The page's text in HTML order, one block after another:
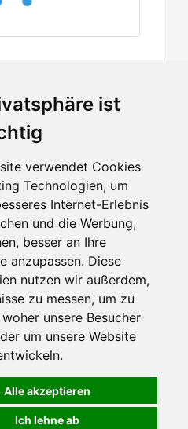
ist
verwendet Cookies
Technologien, um
Internet-Erlebnis
und die Werbung,
besser an Ihre
anzupassen. Diese
nutzen wir außerdem,
zu messen, um zu
unsere Besucher
um unsere Website
Alle akzeptieren
Ich lehne ab
auf Ihrem Computer zu speichern.
Gewerbetreibende
Investoren
Medien
Facebook
Twitter
YouTube